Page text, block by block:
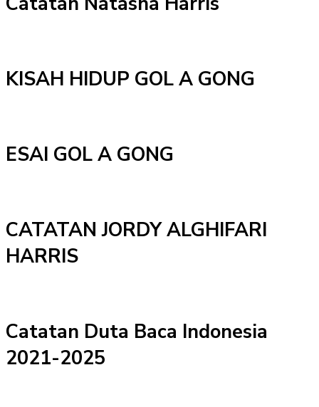
KISAH HIDUP GOL A GONG
ESAI GOL A GONG
CATATAN JORDY ALGHIFARI
HARRIS
Catatan Duta Baca Indonesia
2021-2025